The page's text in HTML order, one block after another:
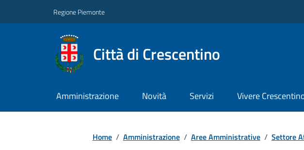
Regione Piemonte
Città di Crescentino
Amministrazione Novità Servizi Vivere
Home / Amministrazione / Aree Amministrative / Settore